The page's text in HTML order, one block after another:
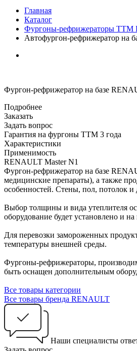
Главная
Каталог
Фургоны-рефрижераторы ТТМ
Автофургон-рефрижератор на
Фургон-рефрижератор на базе
Подробнее
Заказать
Задать вопрос
Гарантия на фургоны ТТМ 3 года
Характеристики
Применимость
RENAULT Master N1
Фургон-рефрижератор на базе
медицинские препараты), а также
особенностей. Стены, пол, потолок
Выбор толщины и вида утеплителя
оборудование будет установлено и
Для перевозки замороженных
температуры внешней среды.
Фургоны-рефрижераторы,
быть оснащен дополнительным
Все товары категории
Все товары бренда RENAULT
Наши специалисты